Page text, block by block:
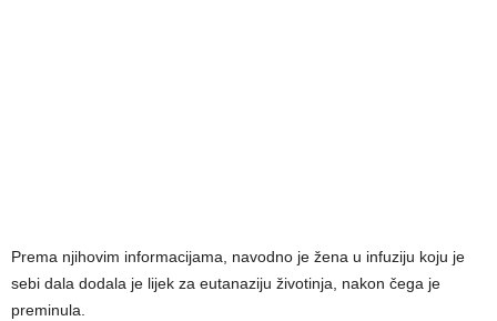
Prema njihovim informacijama, navodno je žena u infuziju koju je
sebi dala dodala je lijek za eutanaziju životinja, nakon čega je
preminula.